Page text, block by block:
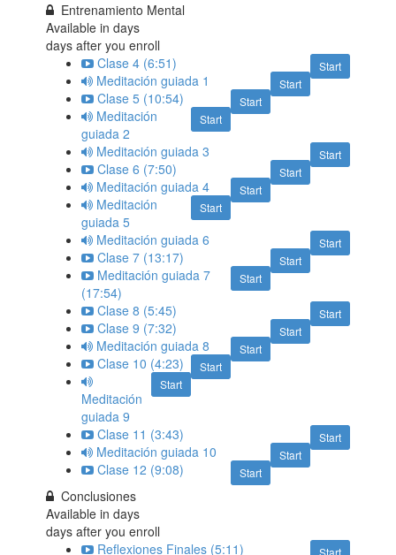
Entrenamiento Mental
Available indays
days after you enroll
Start
Clase 4 (6:51)
Start
Meditación guiada 1
Start
Clase 5 (10:54)
Start
Meditación
guiada 2
Start
Meditación guiada 3
Start
Clase 6 (7:50)
Start
Meditación guiada 4
Start
Meditación
guiada 5
Start
Meditación guiada 6
Start
Clase 7 (13:17)
Start
Meditación guiada 7
(17:54)
Start
Clase 8 (5:45)
Start
Clase 9 (7:32)
Start
Meditación guiada 8
Start
Clase 10 (4:23)
Start
Meditación
guiada 9
Start
Clase 11 (3:43)
Start
Meditación guiada 10
Start
Clase 12 (9:08)
Conclusiones
Available indays
days after you enroll
Start
Reflexiones Finales (5:11)